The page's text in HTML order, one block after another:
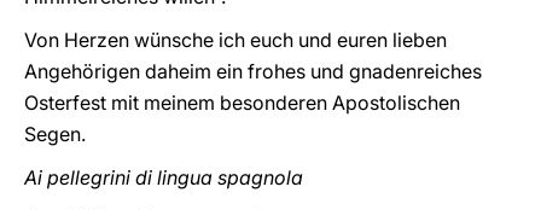
Von Herzen wünsche ich euch und euren lieben
Angehörigen daheim ein frohes und gnadenreiches
Osterfest mit meinem besonderen Apostolischen
Segen.
Ai pellegrini di lingua spagnola